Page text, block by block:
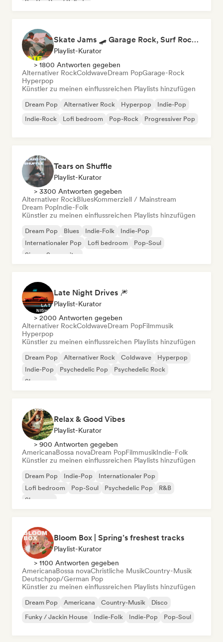
Sanfter Pop / Ballade
Skate Jams 🛹 Garage Rock, Surf Rock & Neo-Psych
Playlist-Kurator
> 1800 Antworten gegeben
Alternativer RockColdwaveDream PopGarage-Rock
Hyperpop
Künstler zu meinen einflussreichen Playlists hinzufügen
Dream Pop Alternativer Rock Hyperpop
Indie-Pop
Indie-Rock
Lofi bedroom Pop-Rock Progressiver Pop
Tears on Shuffle
Playlist-Kurator
> 3300 Antworten gegeben
Alternativer RockBluesKommerziell / Mainstream
Dream PopIndie-Folk
Künstler zu meinen einflussreichen Playlists hinzufügen
Dream Pop Blues Indie-Folk
Indie-Pop
Internationaler Pop
Lofi bedroom
Pop-Soul
Singer-Songwriter
Late Night Drives 🎆
Playlist-Kurator
> 2000 Antworten gegeben
Alternativer RockColdwaveDream PopFilmmusik
Hyperpop
Künstler zu meinen einflussreichen Playlists hinzufügen
Dream Pop Alternativer Rock Coldwave
Hyperpop
Indie-Pop
Psychedelic Pop
Psychedelic Rock
Shoegaze
Relax & Good Vibes
Playlist-Kurator
> 900 Antworten gegeben
AmericanaBossa novaDream PopFilmmusikIndie-Folk
Künstler zu meinen einflussreichen Playlists hinzufügen
Dream Pop Indie-Pop
Internationaler Pop
Lofi bedroom
Pop-Soul Psychedelic Pop
R&B
Shoegaze
Bloom Box | Spring’s freshest tracks
Playlist-Kurator
> 1100 Antworten gegeben
AmericanaBossa novaChristliche MusikCountry-Musik
Deutschpop/German Pop
Künstler zu meinen einflussreichen Playlists hinzufügen
Dream Pop Americana Country-Musik
Disco
Funky / Jackin House
Indie-Folk Indie-Pop Pop-Soul